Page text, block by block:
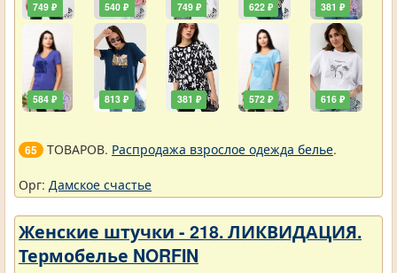
749 ₽
584 ₽
540 ₽
813 ₽
749 ₽
381 ₽
622 ₽
572 ₽
381 ₽
616 ₽
65 ТОВАРОВ. Распродажа взрослое одежда белье.
Орг: Дамское счастье
Женские штучки - 218. ЛИКВИДАЦИЯ.
Термобелье NORFIN